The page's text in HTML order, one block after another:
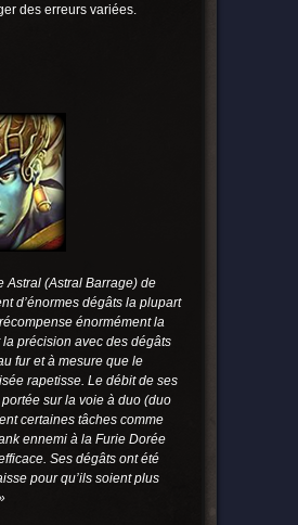
des erreurs variées.
Astral (Astral Barrage) de
d’énormes dégâts la plupart
énormément la
précision avec des dégâts
fur et à mesure que le
rapetisse. Le débit de ses
sur la voie à duo (duo
certaines tâches comme
ennemi à la Furie Dorée
Ses dégâts ont été
pour qu’ils soient plus